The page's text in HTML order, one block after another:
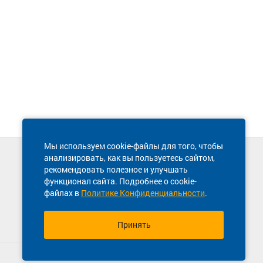
Мы используем cookie-файлы для того, чтобы
анализировать, как вы пользуетесь сайтом,
рекомендовать полезное и улучшать
функционал сайта. Подробнее о cookie-
файлах в Политике Конфиденциальности.
Принять
Техническая поддержка сайта
8 800 600-03-38